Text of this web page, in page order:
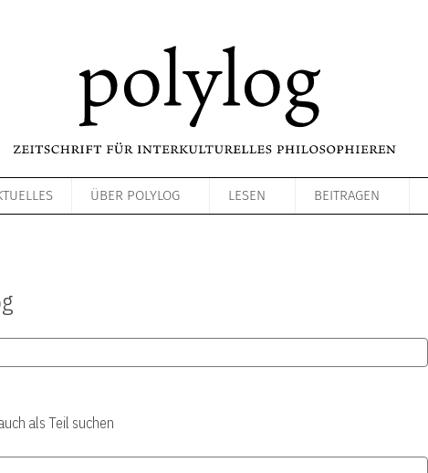
ÜBER POLYLOG LESEN BEITRAGEN